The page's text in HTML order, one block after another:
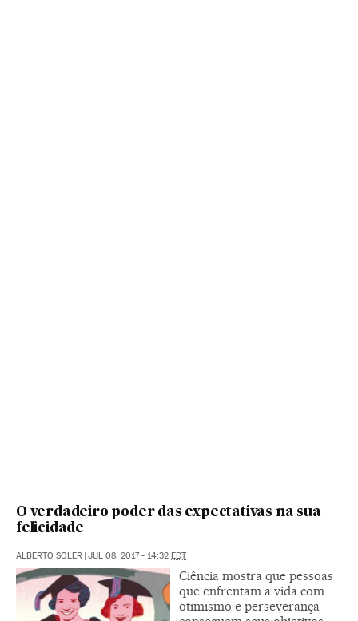
O verdadeiro poder das expectativas na sua
felicidade
ALBERTO SOLER JUL 08, 2017 - 14:32 EDT
Ciência mostra que pessoas
que enfrentam a vida com
otimismo e perseverança